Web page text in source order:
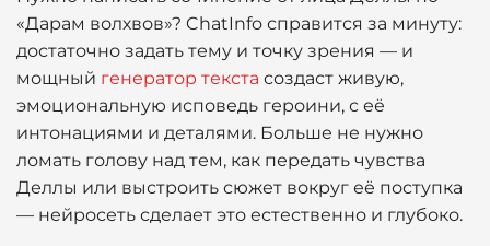
«Дарам волхвов»? ChatInfo справится за минуту:
достаточно задать тему и точку зрения — и
мощный генератор текста создаст живую,
эмоциональную исповедь героини, с её
интонациями и деталями. Больше не нужно
ломать голову над тем, как передать чувства
Деллы или выстроить сюжет вокруг её поступка
— нейросеть сделает это естественно и глубоко.